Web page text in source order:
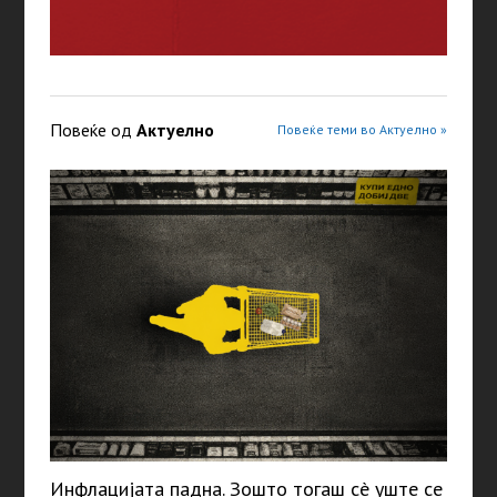
Повеќе од Актуелно Повеќе теми во Актуелно »
Инфлацијата падна. Зошто тогаш сè уште се